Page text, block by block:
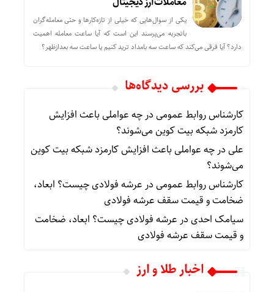
یکی از سوال‌هایی که خیلی از تازه‌کارها و حتی معامله‌گران
باتجربه می‌پرسند این است که آیا ساعت معامله اهمیت
دارد؟ آیا فرقی می‌کند که ساعت سه بامداد ترید کنیم یا ساعت سه بعدازظهر؟
بررسی دیدگاه‌ها
کارشناس روابط عمومیدرچه عواملی باعث افزایش
کارمزد شبکه بیت کوین می‌شوند؟
علیدرچه عواملی باعث افزایش کارمزد شبکه بیت کوین
می‌شوند؟
کارشناس روابط عمومیدر عرشه فولادی چیست؟ ابعاد،
ضخامت و قیمت سقف عرشه فولادی
سیامک احدیدر عرشه فولادی چیست؟ ابعاد، ضخامت
و قیمت سقف عرشه فولادی
اخبار طلا و ارز